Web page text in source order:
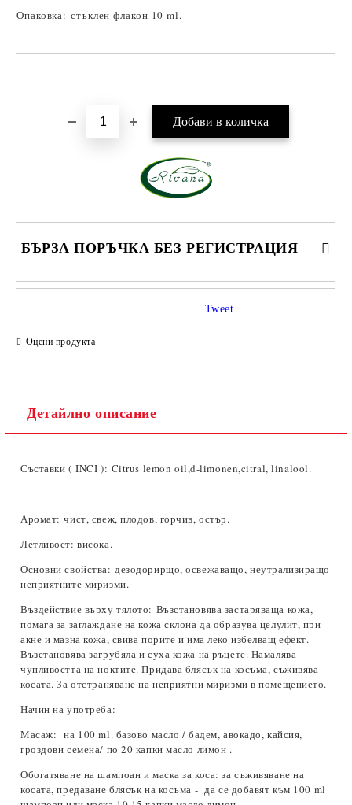
Опаковка:стъклен флакон 10 ml.
БЪРЗА ПОРЪЧКА БЕЗ РЕГИСТРАЦИЯ
САМО ПОПЪЛНЕТЕ 1 ПОЛЕ
Ние ще се свържем с вас в рамките на работния ден.
Оцени продукта
Tweet
Детайлно описание
Съставки (INCI ): Citrus lеmon oil,d-limonen,citral, linalool.
Аромат: чист, свеж, плодов, горчив, остър.
Летливост: висока.
Основни свойства: дезодорирщо, освежаващо, неутрализиращо
неприятните миризми.
Въздействие върху тялото: Възстановява застаряваща кожа,
помага за заглаждане на кожа склона да образува целулит, при
акне и мазна кожа, свива порите и има леко избелващ ефект.
Възстановява загрубяла и суха кожа на ръцете. Намалява
чупливостта на ноктите. Придава блясък на косъма, съживява
косата. За отстраняване на неприятни миризми в помещението.
Начин на употреба:
Масаж: на 100 ml. базово масло / бадем, авокадо, кайсия,
гроздови семена/ по 20 капки масло лимон .
Обогатяване на шампоан и маска за коса: за съживяване на
косата, предаване блясък на косъма - да се добавят към 100 ml